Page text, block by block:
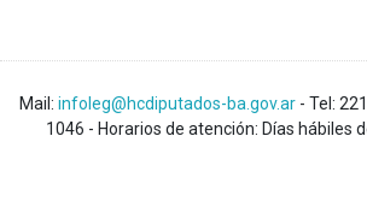
Mail: infoleg@hcdiputados-ba.gov.ar - Tel:
1046 - Horarios de atención: Días hábiles